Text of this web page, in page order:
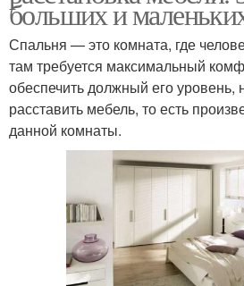
больших и
Спальня — это комната, где
там требуется максимальный
обеспечить должный его уровень,
расставить мебель, то есть
данной комнаты.